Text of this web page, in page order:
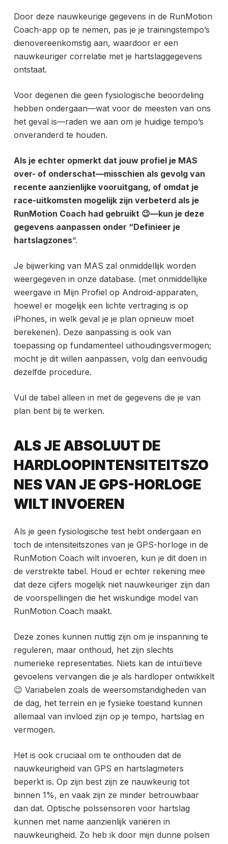
Door deze nauwkeurige gegevens in de RunMotion
Coach-app op te nemen, pas je je trainingstempo’s
dienovereenkomstig aan, waardoor er een
nauwkeuriger correlatie met je hartslaggegevens
ontstaat.
Voor degenen die geen fysiologische beoordeling
hebben ondergaan—wat voor de meesten van ons
het geval is—raden we aan om je huidige tempo’s
onveranderd te houden.
Als je echter opmerkt dat jouw profiel je MAS
over- of onderschat—misschien als gevolg van
recente aanzienlijke vooruitgang, of omdat je
race-uitkomsten mogelijk zijn verbeterd als je
RunMotion Coach had gebruikt 😉—kun je deze
gegevens aanpassen onder “Definieer je
hartslagzones“.
Je bijwerking van MAS zal onmiddellijk worden
weergegeven in onze database. (met onmiddellijke
weergave in Mijn Profiel op Android-apparaten,
hoewel er mogelijk een lichte vertraging is op
iPhones, in welk geval je je plan opnieuw moet
berekenen). Deze aanpassing is ook van
toepassing op fundamenteel uithoudingsvermogen;
mocht je dit willen aanpassen, volg dan eenvoudig
dezelfde procedure.
Vul de tabel alleen in met de gegevens die je van
plan bent bij te werken.
ALS JE ABSOLUUT DE
HARDLOOPINTENSITEITSZO
NES VAN JE GPS-HORLOGE
WILT INVOEREN
Als je geen fysiologische test hebt ondergaan en
toch de intensiteitszones van je GPS-horloge in de
RunMotion Coach wilt invoeren, kun je dit doen in
de verstrekte tabel. Houd er echter rekening mee
dat deze cijfers mogelijk niet nauwkeuriger zijn dan
de voorspellingen die het wiskundige model van
RunMotion Coach maakt.
Deze zones kunnen nuttig zijn om je inspanning te
reguleren, maar onthoud, het zijn slechts
numerieke representaties. Niets kan de intuïtieve
gevoelens vervangen die je als hardloper ontwikkelt
😉 Variabelen zoals de weersomstandigheden van
de dag, het terrein en je fysieke toestand kunnen
allemaal van invloed zijn op je tempo, hartslag en
vermogen.
Het is ook cruciaal om te onthouden dat de
nauwkeurigheid van GPS en hartslagmeters
beperkt is. Op zijn best zijn ze nauwkeurig tot
binnen 1%, en vaak zijn ze minder betrouwbaar
dan dat. Optische polssensoren voor hartslag
kunnen met name aanzienlijk variëren in
nauwkeurigheid. Zo heb ik door mijn dunne polsen